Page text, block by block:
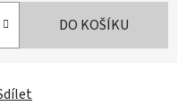
DO KOŠÍKU